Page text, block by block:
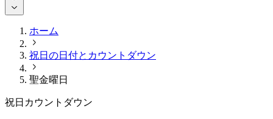
ホーム
祝日の日付とカウントダウン
聖金曜日
祝日カウントダウン